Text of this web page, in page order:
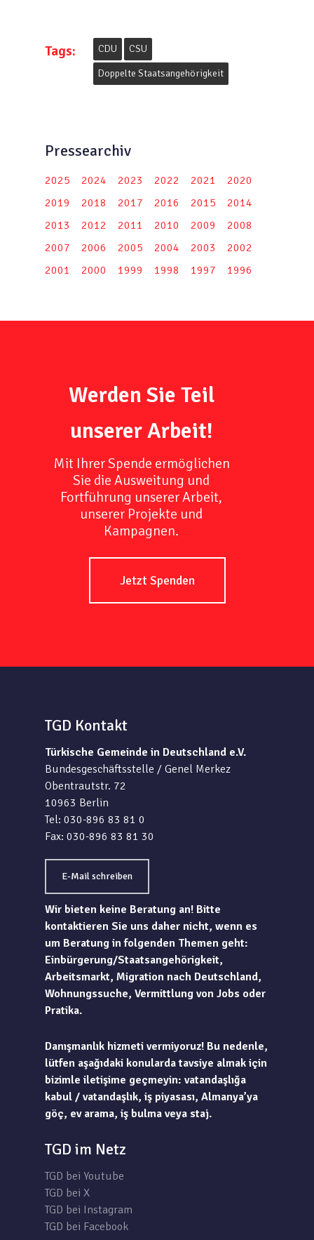
Tags: CDU CSU
Doppelte Staatsangehörigkeit
Pressearchiv
2025 2024 2023 2022 2021
2020
2019
2018 2017 2016 2015
2014
2013
2012 2011 2010 2009
2008
2007
2006 2005 2004 2003
2002
2001
2000 1999 1998 1997 1996
Werden Sie Teil
unserer Arbeit!
Mit Ihrer Spende ermöglichen
Sie die Ausweitung und
Fortführung unserer Arbeit,
unserer Projekte und
Kampagnen.
Jetzt Spenden
TGD Kontakt
Türkische Gemeinde in Deutschland e.V.
Bundesgeschäftsstelle / Genel Merkez
Obentrautstr. 72
10963 Berlin
Tel: 030-896 83 81 0
Fax: 030-896 83 81 30
E-Mail schreiben
Wir bieten keine Beratung an! Bitte
kontaktieren Sie uns daher nicht, wenn es
um Beratung in folgenden Themen geht:
Einbürgerung/Staatsangehörigkeit,
Arbeitsmarkt, Migration nach Deutschland,
Wohnungssuche, Vermittlung von Jobs oder
Pratika.
Danışmanlık hizmeti vermiyoruz! Bu nedenle,
lütfen aşağıdaki konularda tavsiye almak için
bizimle iletişime geçmeyin: vatandaşlığa
kabul / vatandaşlık, iş piyasası, Almanya’ya
göç, ev arama, iş bulma veya staj.
TGD im Netz
TGD bei Youtube
TGD bei X
TGD bei Instagram
TGD bei Facebook